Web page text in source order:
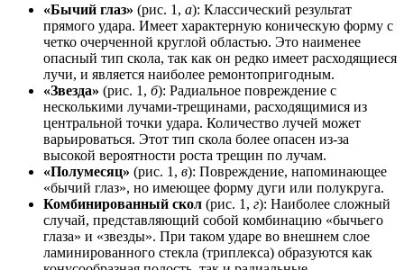
«Бычий глаз» (рис. 1, а): Классический результат
прямого удара. Имеет характерную коническую форму с
четко очерченной круглой областью. Это наименее
опасный тип скола, так как он редко имеет расходящиеся
лучи, и является наиболее ремонтопригодным.
«Звезда» (рис. 1, б): Радиальное повреждение с
несколькими лучами-трещинами, расходящимися из
центральной точки удара. Количество лучей может
варьироваться. Этот тип скола более опасен из-за
высокой вероятности роста трещин по лучам.
«Полумесяц» (рис. 1, в): Повреждение, напоминающее
«бычий глаз», но имеющее форму дуги или полукруга.
Комбинированный скол (рис. 1, г): Наиболее сложный
случай, представляющий собой комбинацию «бычьего
глаза» и «звезды». При таком ударе во внешнем слое
ламинированного стекла (триплекса) образуются как